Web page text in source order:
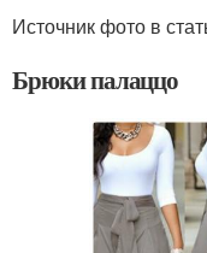
Источник фото в
Брюки палаццо